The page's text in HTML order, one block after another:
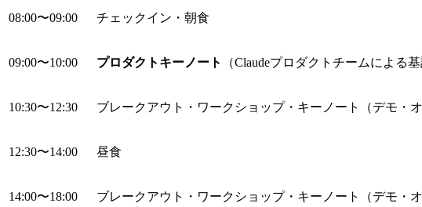
08:00〜09:00 チェックイン・朝食
09:00〜10:00 プロダクトキーノート （Claudeプロダクトチームによる基
10:30〜12:30 ブレークアウト・ワークショップ・キーノート（デモ・
12:30〜14:00 昼食
14:00〜18:00 ブレークアウト・ワークショップ・キーノート（デモ・